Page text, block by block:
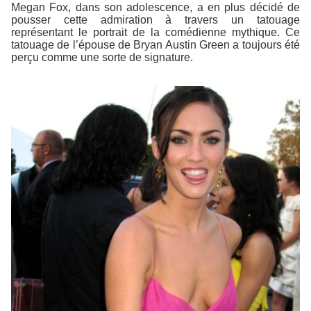
Megan Fox, dans son adolescence, a en plus décidé de
pousser cette admiration à travers un tatouage
représentant le portrait de la comédienne mythique. Ce
tatouage de l’épouse de Bryan Austin Green a toujours été
perçu comme une sorte de signature.